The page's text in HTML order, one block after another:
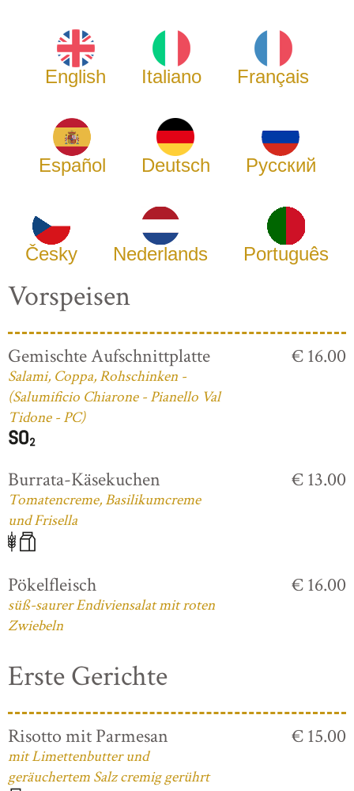
English Italiano Français
Español Deutsch Русский
Česky Nederlands Português
Vorspeisen
Gemischte Aufschnittplatte
Salami, Coppa, Rohschinken -
(Salumificio Chiarone - Pianello Val
Tidone - PC)
€ 16.00
Burrata-Käsekuchen
Tomatencreme, Basilikumcreme
und Frisella
€ 13.00
Pökelfleisch
süß-saurer Endiviensalat mit roten
Zwiebeln
€ 16.00
Erste Gerichte
Risotto mit Parmesan
mit Limettenbutter und
geräuchertem Salz cremig gerührt
€ 15.00